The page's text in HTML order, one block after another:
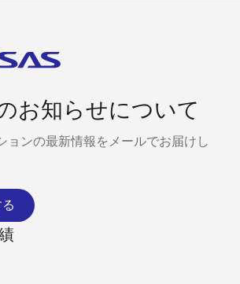
お知らせについて
ョンの最新情報をメールでお届けし